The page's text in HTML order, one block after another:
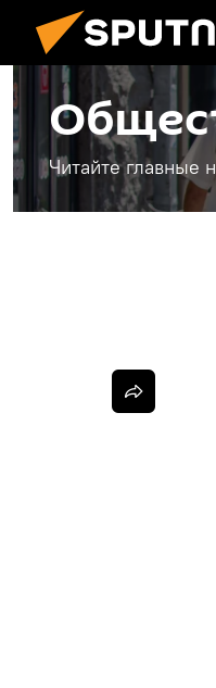
Читайте главные